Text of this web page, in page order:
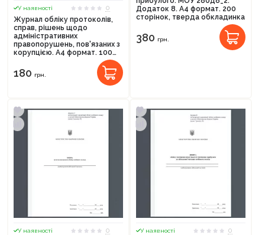
У наявності
0
Журнал обліку протоколів,
справ, рішень щодо
адміністративних
правопорушень, пов'язаних з
корупцією. А4 формат. 100
сторінок, м'яка обкладинка
180 грн.
Додаток 8. А4 формат. 200
сторінок, тверда обкладинка
380 грн.
У наявності
0
У наявності
0
Продовжити покупки
Оформити замовлення